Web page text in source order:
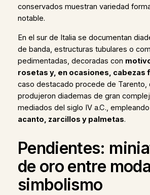
conservados muestran variedad
notable.
En el sur de Italia se documentan
de banda, estructuras tubulares o
pedimentadas, decoradas con
rosetas y, en ocasiones, cabezas
caso destacado procede de Tarento,
produjeron diademas de gran
mediados del siglo IV a.C., empleando
acanto, zarcillos y palmetas.
Pendientes:
de oro entre
simbolismo